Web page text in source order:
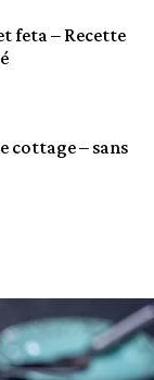
feta – Recette
cottage – sans